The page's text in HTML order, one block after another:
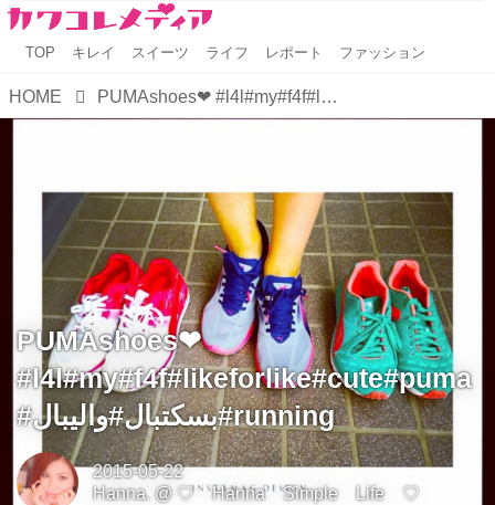
TOP キレイ スイーツ ライフ レポート ファッション
HOME PUMAshoes❤︎ #l4l#my#f4f#likeforlike#cute#puma#بسکتبال#والیبال#running
PUMAshoes❤︎
#l4l#my#f4f#likeforlike#cute#puma
#بسکتبال#والیبال#running
2015-05-22
Hanna.@ ♡ Hanna Simple Life ♡